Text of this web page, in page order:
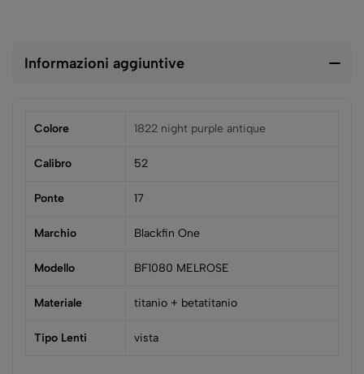
Informazioni aggiuntive
Colore 1822 night purple antique
Calibro 52
Ponte 17
Marchio Blackfin One
Modello BF1080 MELROSE
Materiale titanio + betatitanio
Tipo Lenti vista